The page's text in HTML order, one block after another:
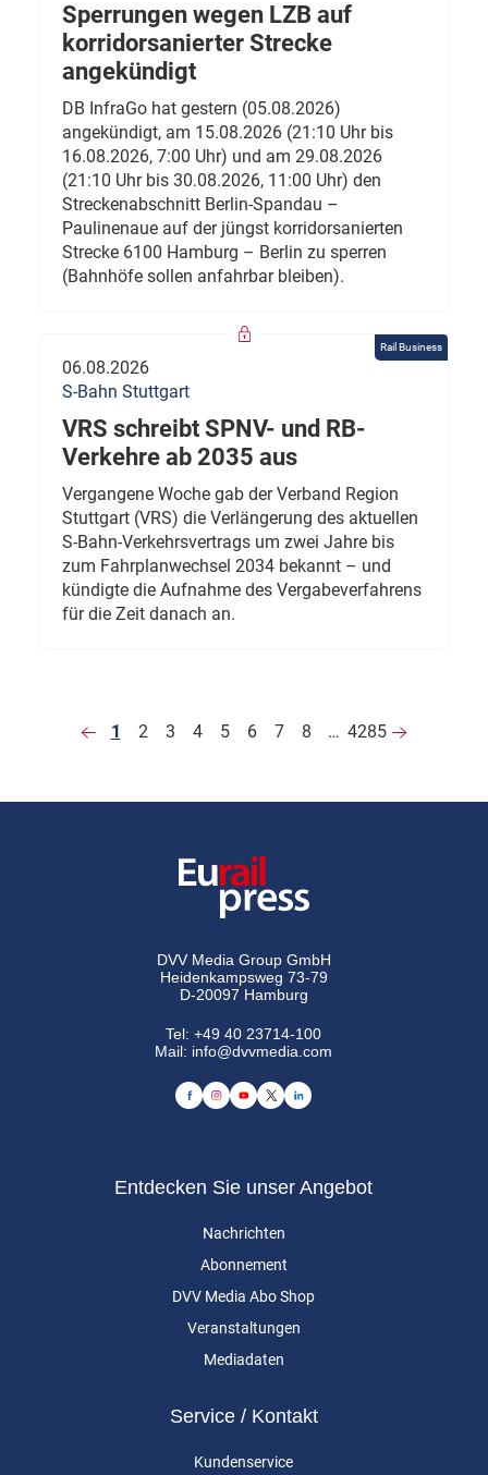
Sperrungen wegen LZB auf
korridorsanierter Strecke
angekündigt
DB InfraGo hat gestern (05.08.2026)
angekündigt, am 15.08.2026 (21:10 Uhr bis
16.08.2026, 7:00 Uhr) und am 29.08.2026
(21:10 Uhr bis 30.08.2026, 11:00 Uhr) den
Streckenabschnitt Berlin-Spandau –
Paulinenaue auf der jüngst korridorsanierten
Strecke 6100 Hamburg – Berlin zu sperren
(Bahnhöfe sollen anfahrbar bleiben).
Rail Business
06.08.2026
S-Bahn Stuttgart
VRS schreibt SPNV- und RB-
Verkehre ab 2035 aus
Vergangene Woche gab der Verband Region
Stuttgart (VRS) die Verlängerung des aktuellen
S-Bahn-Verkehrsvertrags um zwei Jahre bis
zum Fahrplanwechsel 2034 bekannt – und
kündigte die Aufnahme des Vergabeverfahrens
für die Zeit danach an.
1 2 3 4 5 6 7 8 … 4285
DVV Media Group GmbH
Heidenkampsweg 73-79
D-20097 Hamburg
Tel:+49 40 23714-100
Mail: info@dvvmedia.com
Entdecken Sie unser Angebot
Nachrichten
Abonnement
DVV Media Abo Shop
Veranstaltungen
Mediadaten
Service / Kontakt
Kundenservice